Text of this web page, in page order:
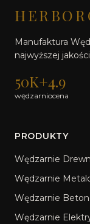
Manufaktura
najwyższej
50K+
wędzarni
4.9
ocena
PRODUKTY
Wędzarnie
Wędzarnie
Wędzarnie
Wędzarnie